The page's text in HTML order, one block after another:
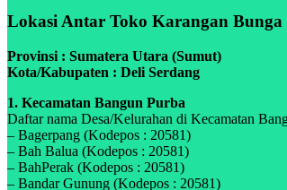
Lokasi Antar Toko Karangan Bunga
Provinsi : Sumatera Utara (Sumut)
Kota/Kabupaten : Deli Serdang
1. Kecamatan Bangun Purba
Daftar nama Desa/Kelurahan di Kecamatan
– Bagerpang (Kodepos : 20581)
– Bah Balua (Kodepos : 20581)
– BahPerak (Kodepos : 20581)
– Bandar Gunung (Kodepos : 20581)